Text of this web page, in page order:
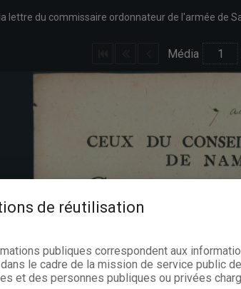
Média
de réutilisation
publiques correspondent aux
le cadre de la mission de service public
et des personnes publiques ou privées